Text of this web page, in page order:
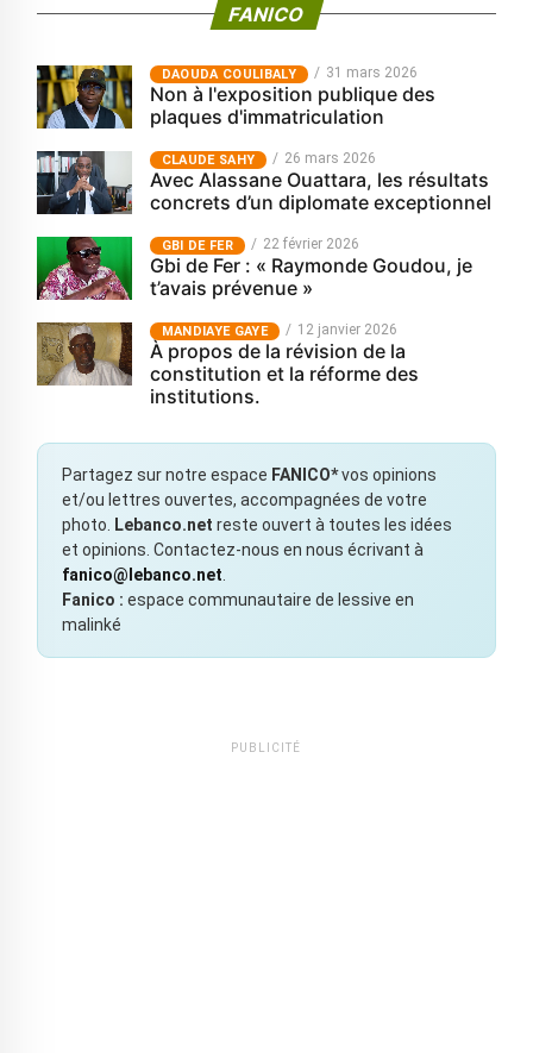
FANICO
‎DAOUDA COULIBALY 31 mars 2026
Non à l'exposition publique des
plaques d'immatriculation
CLAUDE SAHY 26 mars 2026
Avec Alassane Ouattara, les résultats
concrets d’un diplomate exceptionnel
GBI DE FER 22 février 2026
Gbi de Fer : « Raymonde Goudou, je
t’avais prévenue »
MANDIAYE GAYE 12 janvier 2026
À propos de la révision de la
constitution et la réforme des
institutions.
Partagez sur notre espace FANICO*vos opinions
et/ou lettres ouvertes, accompagnées de votre
photo.
Lebanco.net reste ouvert à toutes les idées
et opinions. Contactez-nous en nous écrivant à
fanico@lebanco.net
Fanico : espace communautaire de lessive en
malinké
PUBLICITÉ